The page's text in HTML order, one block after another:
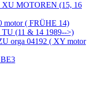
MOTOREN (15, 16
motor ( FRÜHE 14)
(11 & 14 1989-->)
orga 04192 ( XY motor